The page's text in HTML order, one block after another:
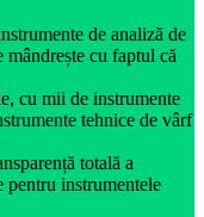
de analiză de
cu faptul că
cu mii de instrumente
tehnice de vârf
totală a
instrumentele